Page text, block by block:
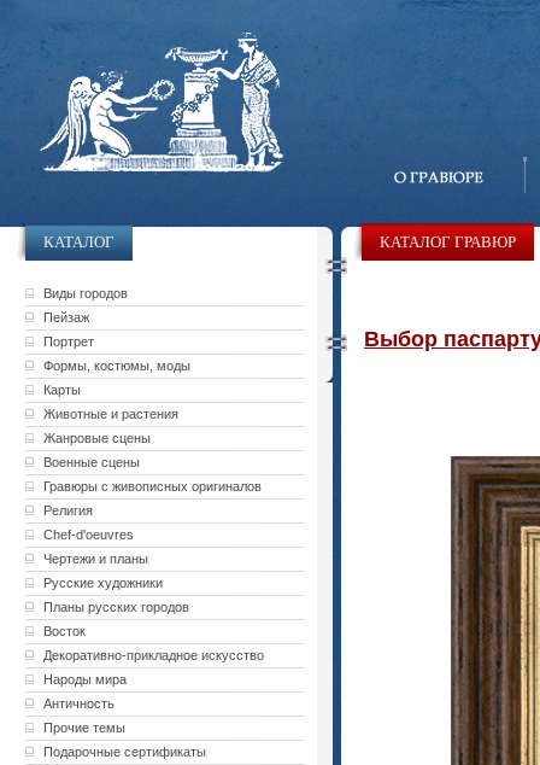
КАТАЛОГ
Виды городов
Пейзаж
Портрет
Формы, костюмы, моды
Карты
Животные и растения
Жанровые сцены
Военные сцены
Гравюры с живописных оригиналов
Религия
Chef-d'oeuvres
Чертежи и планы
Русские художники
Планы русских городов
Восток
Декоративно-прикладное искусство
Народы мира
Античность
Прочие темы
Подарочные сертификаты
КАТАЛОГ ГРАВЮР
Выбор